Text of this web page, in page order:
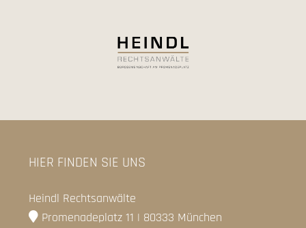
HIER FINDEN SIE UNS
Heindl Rechtsanwälte
Promenadeplatz 11 | 80333 München